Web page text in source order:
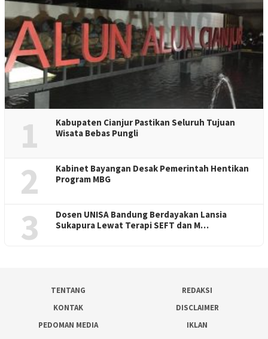
1
Kabupaten Cianjur Pastikan Seluruh Tujuan
Wisata Bebas Pungli
2
Kabinet Bayangan Desak Pemerintah Hentikan
Program MBG
3
Dosen UNISA Bandung Berdayakan Lansia
Sukapura Lewat Terapi SEFT dan M…
TENTANG
REDAKSI
KONTAK
DISCLAIMER
PEDOMAN MEDIA
IKLAN